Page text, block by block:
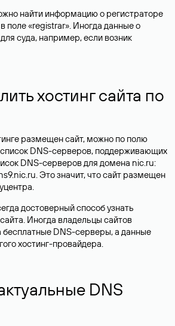
найти информацию о регистраторе
поле «registrar». Иногда данные о
суда, например, если возник
хостинг сайта по
размещен сайт, можно по полю
список DNS-серверов, поддерживающих
DNS-серверов для домена nic.ru:
Это значит, что сайт размещен
достоверный способ узнать
Иногда владельцы сайтов
бесплатные DNS-серверы, а данные
хостинг-провайдера.
DNS